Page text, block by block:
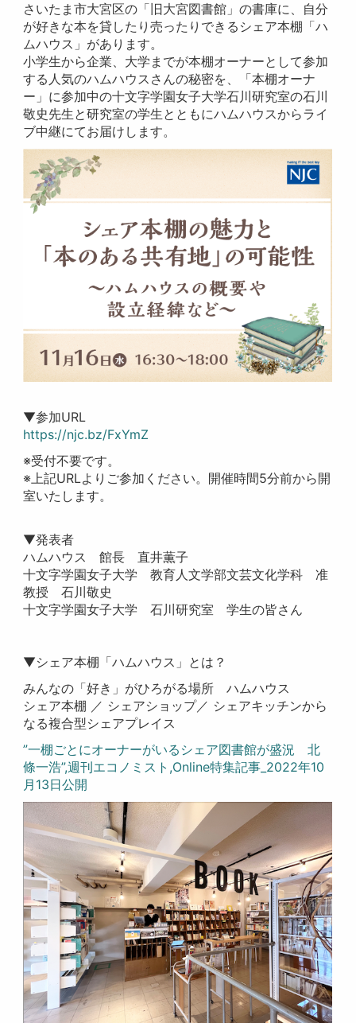
さいたま市大宮区の「旧大宮図書館」の書庫に、自分
が好きな本を貸したり売ったりできるシェア本棚「ハ
ムハウス」があります。
小学生から企業、大学までが本棚オーナーとして参加
する人気のハムハウスさんの秘密を、「本棚オーナ
ー」に参加中の十文字学園女子大学石川研究室の石川
敬史先生と研究室の学生とともにハムハウスからライ
ブ中継にてお届けします。
▼参加URL
https://njc.bz/FxYmZ
※受付不要です。
※上記URLよりご参加ください。開催時間5分前から開
室いたします。
▼発表者
ハムハウス 館長 直井薫子
十文字学園女子大学 教育人文学部文芸文化学科 准
教授 石川敬史
十文字学園女子大学 石川研究室 学生の皆さん
▼シェア本棚「ハムハウス」とは？
みんなの「好き」がひろがる場所 ハムハウス
シェア本棚 ／ シェアショップ／ シェアキッチンから
なる複合型シェアプレイス
”一棚ごとにオーナーがいるシェア図書館が盛況 北
條一浩”,週刊エコノミスト,Online特集記事_2022年10
月13日公開